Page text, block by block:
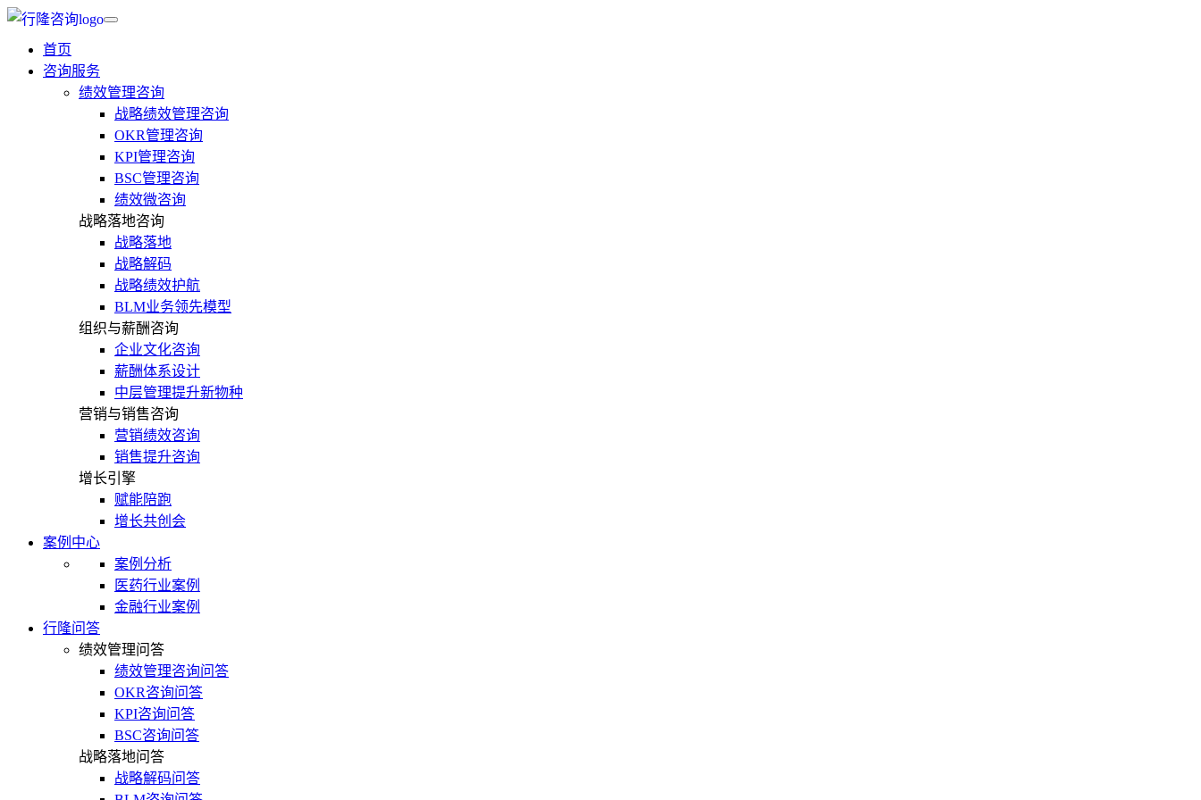
首页
咨询服务
绩效管理咨询
战略绩效管理咨询
OKR管理咨询
KPI管理咨询
BSC管理咨询
绩效微咨询
战略落地咨询
战略落地
战略解码
战略绩效护航
BLM业务领先模型
组织与薪酬咨询
企业文化咨询
薪酬体系设计
中层管理提升新物种
营销与销售咨询
营销绩效咨询
销售提升咨询
增长引擎
赋能陪跑
增长共创会
案例中心
案例分析
医药行业案例
金融行业案例
行隆问答
绩效管理问答
绩效管理咨询问答
OKR咨询问答
KPI咨询问答
BSC咨询问答
战略落地问答
战略解码问答